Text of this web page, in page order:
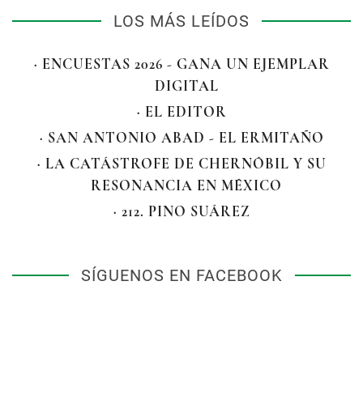
LOS MÁS LEÍDOS
· ENCUESTAS 2026 - GANA UN EJEMPLAR
DIGITAL
· EL EDITOR
· SAN ANTONIO ABAD - EL ERMITAÑO
· LA CATÁSTROFE DE CHERNÓBIL Y SU
RESONANCIA EN MÉXICO
· 212. PINO SUÁREZ
SÍGUENOS EN FACEBOOK